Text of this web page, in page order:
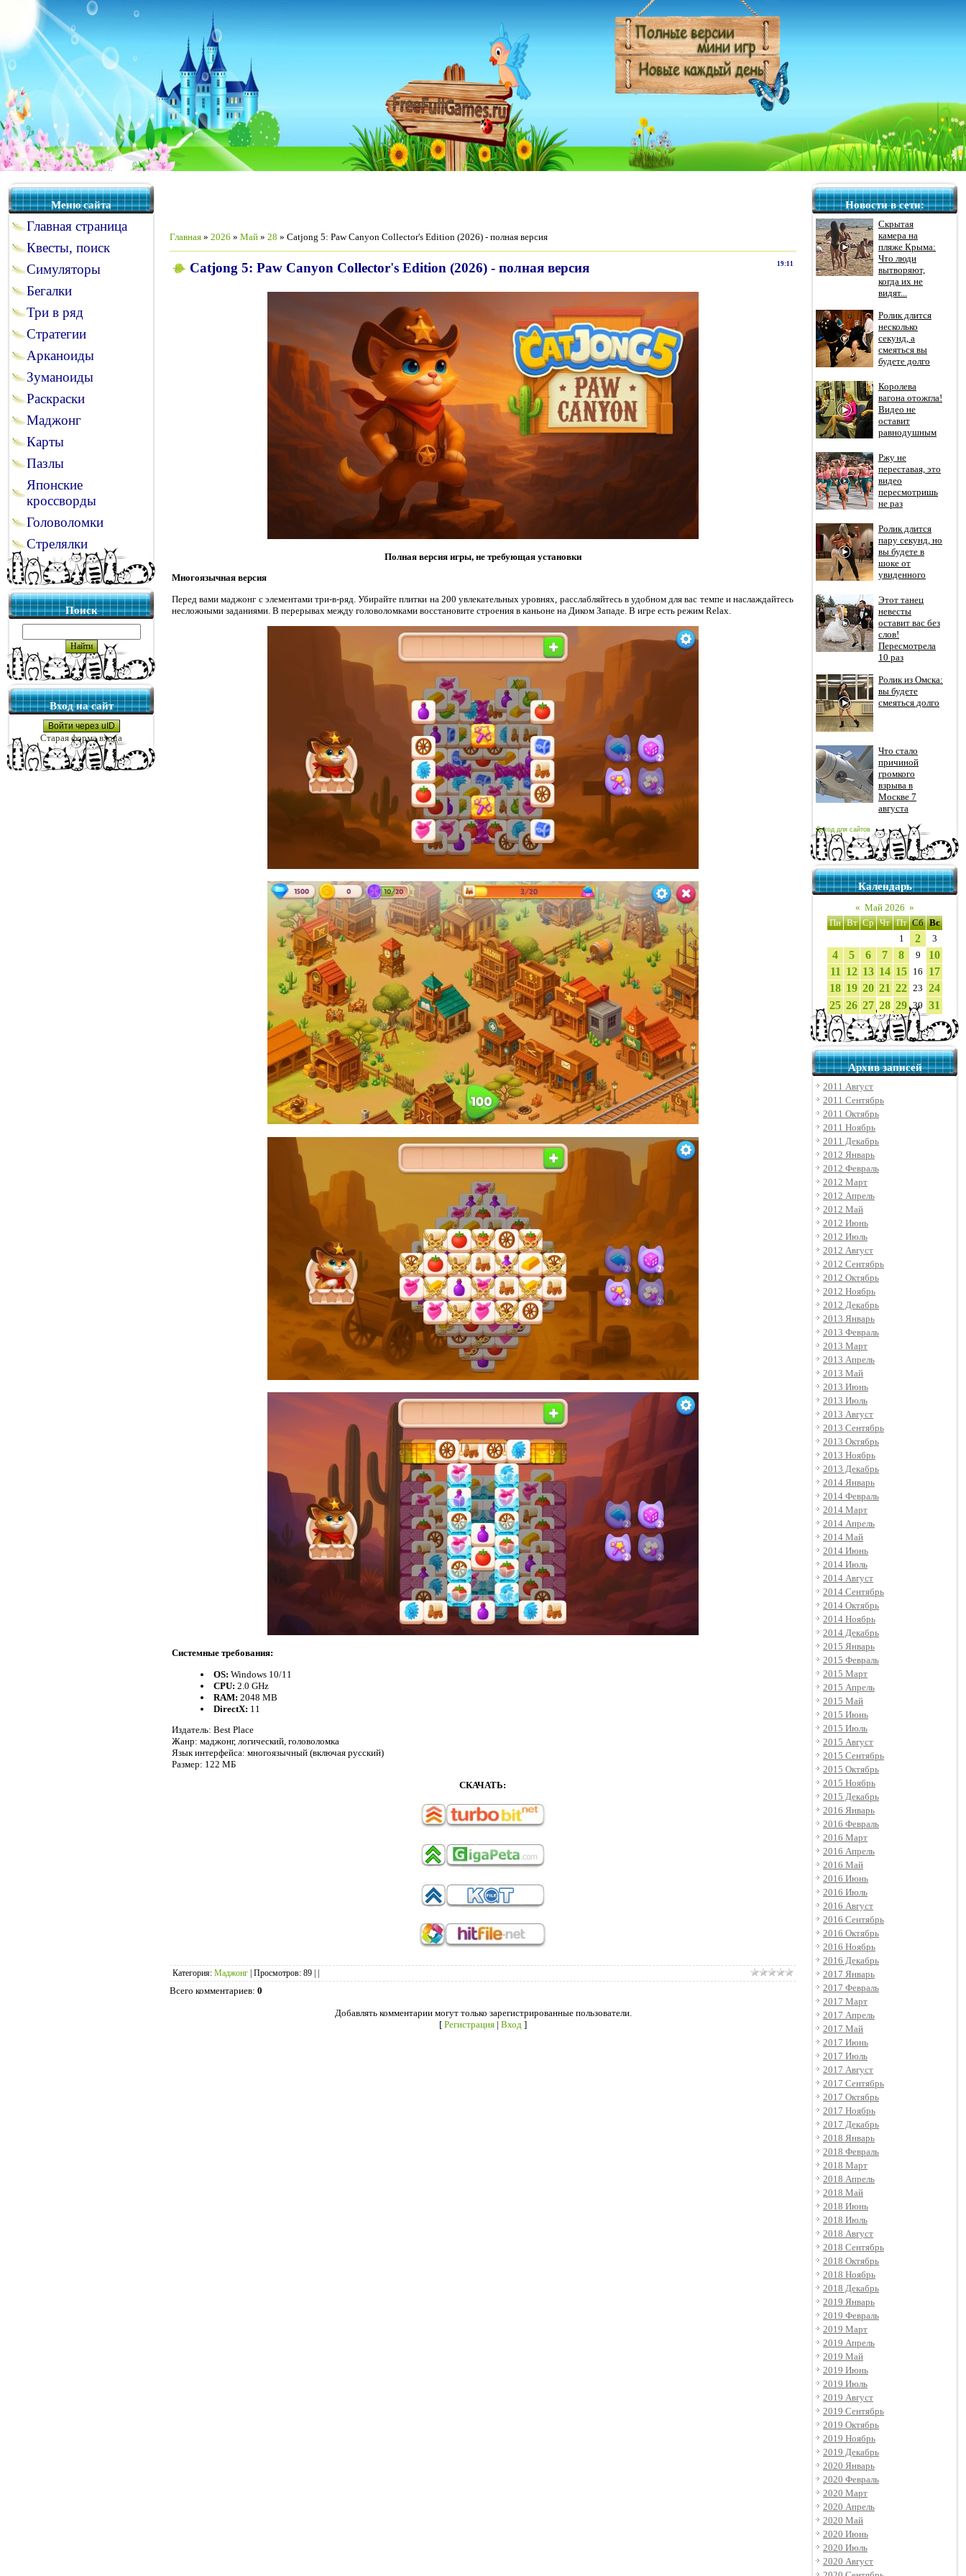
Меню сайта
Главная страница
Квесты, поиск
Симуляторы
Бегалки
Три в ряд
Стратегии
Арканоиды
Зуманоиды
Раскраски
Маджонг
Карты
Пазлы
Японские
кроссворды
Головоломки
Стрелялки
Поиск
Вход на сайт
Войти через uID
Старая форма входа
Главная » 2026 » Май » 28 » Catjong 5: Paw Canyon Collector's Edition (2026) - полная версия
19:11
Catjong 5: Paw Canyon Collector's Edition (2026) - полная версия
Полная версия игры, не требующая установки
Многоязычная версия
Перед вами маджонг с элементами три-в-ряд. Убирайте плитки на 200 увлекательных уровнях, расслабляйтесь в удобном для вас темпе и наслаждайтесь
несложными заданиями. В перерывах между головоломками восстановите строения в каньоне на Диком Западе. В игре есть режим Relax.
Системные требования:
OS: Windows 10/11
CPU: 2.0 GHz
RAM: 2048 MB
DirectX: 11
Издатель: Best Place
Жанр: маджонг, логический, головоломка
Язык интерфейса: многоязычный (включая русский)
Размер: 122 МБ
СКАЧАТЬ:
Категория: Маджонг Просмотров: 89
Всего комментариев: 0
Добавлять комментарии могут только зарегистрированные пользователи.
[ Регистрация | Вход ]
Новости в сети:
Скрытая
камера на
пляже Крыма:
Что люди
вытворяют,
когда их не
видят...
Ролик длится
несколько
секунд, а
смеяться вы
будете долго
Королева
вагона отожгла!
Видео не
оставит
равнодушным
Ржу не
переставая, это
видео
пересмотришь
не раз
Ролик длится
пару секунд, но
вы будете в
шоке от
увиденного
Этот танец
невесты
оставит вас без
слов!
Пересмотрела
10 раз
Ролик из Омска:
вы будете
смеяться долго
Что стало
причиной
громкого
взрыва в
Москве 7
августа
Доход для сайтов
Календарь
« Май 2026 »
Пн Вт Ср Чт Пт Сб Вс
1
2 3
4 5 6 7 8 9
10
11 12 13 14 15 16
17
18 19 20 21 22 23 24
25 26 27 28 29 30 31
Архив записей
2011 Август
2011 Сентябрь
2011 Октябрь
2011 Ноябрь
2011 Декабрь
2012 Январь
2012 Февраль
2012 Март
2012 Апрель
2012 Май
2012 Июнь
2012 Июль
2012 Август
2012 Сентябрь
2012 Октябрь
2012 Ноябрь
2012 Декабрь
2013 Январь
2013 Февраль
2013 Март
2013 Апрель
2013 Май
2013 Июнь
2013 Июль
2013 Август
2013 Сентябрь
2013 Октябрь
2013 Ноябрь
2013 Декабрь
2014 Январь
2014 Февраль
2014 Март
2014 Апрель
2014 Май
2014 Июнь
2014 Июль
2014 Август
2014 Сентябрь
2014 Октябрь
2014 Ноябрь
2014 Декабрь
2015 Январь
2015 Февраль
2015 Март
2015 Апрель
2015 Май
2015 Июнь
2015 Июль
2015 Август
2015 Сентябрь
2015 Октябрь
2015 Ноябрь
2015 Декабрь
2016 Январь
2016 Февраль
2016 Март
2016 Апрель
2016 Май
2016 Июнь
2016 Июль
2016 Август
2016 Сентябрь
2016 Октябрь
2016 Ноябрь
2016 Декабрь
2017 Январь
2017 Февраль
2017 Март
2017 Апрель
2017 Май
2017 Июнь
2017 Июль
2017 Август
2017 Сентябрь
2017 Октябрь
2017 Ноябрь
2017 Декабрь
2018 Январь
2018 Февраль
2018 Март
2018 Апрель
2018 Май
2018 Июнь
2018 Июль
2018 Август
2018 Сентябрь
2018 Октябрь
2018 Ноябрь
2018 Декабрь
2019 Январь
2019 Февраль
2019 Март
2019 Апрель
2019 Май
2019 Июнь
2019 Июль
2019 Август
2019 Сентябрь
2019 Октябрь
2019 Ноябрь
2019 Декабрь
2020 Январь
2020 Февраль
2020 Март
2020 Апрель
2020 Май
2020 Июнь
2020 Июль
2020 Август